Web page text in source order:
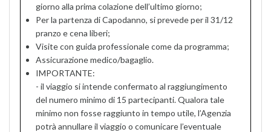
giorno alla prima colazione dell’ultimo giorno;
Per la partenza di Capodanno, si prevede per il 31/12
pranzo e cena liberi;
Visite con guida professionale come da programma;
Assicurazione medico/bagaglio.
IMPORTANTE:
- il viaggio si intende confermato al raggiungimento
del numero minimo di 15 partecipanti. Qualora tale
minimo non fosse raggiunto in tempo utile, l’Agenzia
potrà annullare il viaggio o comunicare l’eventuale